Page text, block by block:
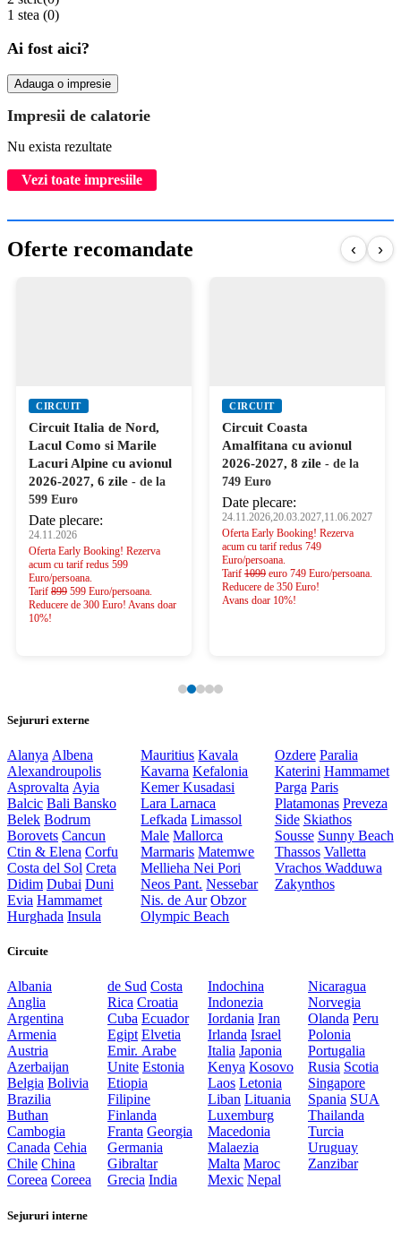
1 stea (0)
Ai fost aici?
Adauga o impresie
Impresii de calatorie
Nu exista rezultate
Vezi toate impresiile
Oferte recomandate ‹ ›
CIRCUIT
Circuit Italia de Nord,
Lacul Como si Marile
Lacuri Alpine cu avionul
2026-2027, 6 zile - de la
599 Euro
Date plecare:
24.11.2026
Oferta Early Booking! Rezerva
acum cu tarif redus 599
Euro/persoana.
Tarif 899 599 Euro/persoana.
Reducere de 300 Euro! Avans doar
10%!
CIRCUIT
Circuit Coasta
Amalfitana cu avionul
2026-2027, 8 zile - de la
749 Euro
Date plecare:
24.11.2026,20.03.2027,11.06.2027
Oferta Early Booking! Rezerva
acum cu tarif redus 749
Euro/persoana.
Tarif 1099 euro 749 Euro/persoana.
Reducere de 350 Euro!
Avans doar 10%!
Sejururi externe
Alanya Albena
Alexandroupolis
Asprovalta Ayia
Balcic Bali Bansko
Belek Bodrum
Borovets Cancun
Ctin & Elena Corfu
Costa del Sol Creta
Didim Dubai Duni
Evia Hammamet
Hurghada Insula
Mauritius Kavala
Kavarna Kefalonia
KemerKusadasi
LaraLarnaca
Lefkada Limassol
Male Mallorca
Marmaris Matemwe
MelliehaNei Pori
Neos Pant. Nessebar
Nis. de Aur Obzor
Olympic Beach
Ozdere Paralia
Katerini Hammamet
Parga Paris
Platamonas Preveza
Side Skiathos
Sousse Sunny Beach
Thassos Valletta
Vrachos Wadduwa
Zakynthos
Circuite
Albania
Anglia
Argentina
Armenia
Austria
Azerbaijan
Belgia Bolivia
Brazilia
Buthan
Cambogia
Canada Cehia
Chile China
Coreea Coreea
de Sud Costa
Rica Croatia
Cuba Ecuador
Egipt Elvetia
Emir. Arabe
Unite Estonia
Etiopia
Filipine
Finlanda
Franta Georgia
Germania
Gibraltar
Grecia India
Indochina
Indonezia
Iordania Iran
Irlanda Israel
Italia Japonia
Kenya Kosovo
Laos Letonia
Liban Lituania
Luxemburg
Macedonia
Malaezia
Malta Maroc
Mexic Nepal
Nicaragua
Norvegia
Olanda Peru
Polonia
Portugalia
Rusia Scotia
Singapore
Spania SUA
Thailanda
Turcia
Uruguay
Zanzibar
Sejururi interne